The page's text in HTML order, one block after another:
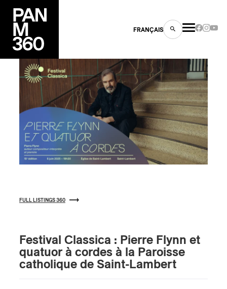
FRANÇAIS
FULL LISTINGS 360
Festival Classica : Pierre Flynn et
quatuor à cordes à la Paroisse
catholique de Saint-Lambert